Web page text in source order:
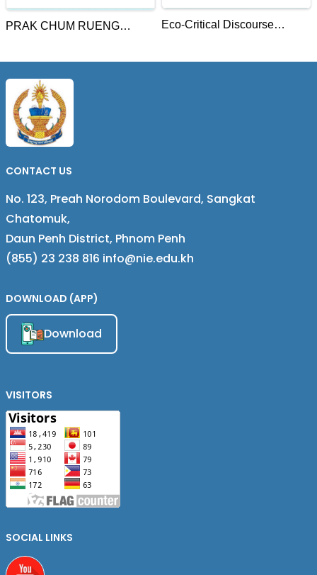
PRAK CHUM RUENG
REPRESENTATION OF
NATURE IN CAMBODIAN
FOLKTALES
Eco-Critical Discourse
Folktales
CONTACT US
No. 123, Preah Norodom Boulevard, Sangkat
Chatomuk,
Daun Penh District, Phnom Penh
(855) 23 238 816 info@nie.edu.kh
DOWNLOAD (APP)
Download
VISITORS
SOCIAL LINKS